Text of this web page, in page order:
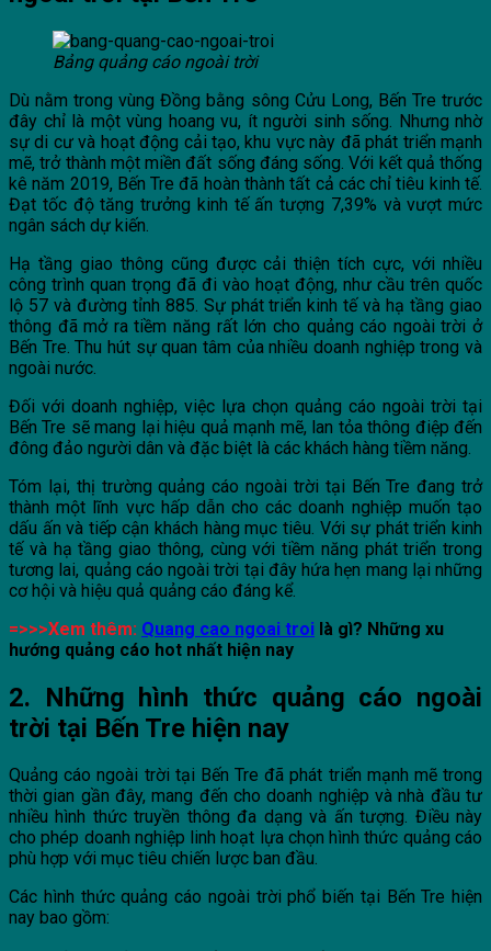
Bảng quảng cáo ngoài trời
Dù nằm trong vùng Đồng bằng sông Cửu Long, Bến Tre trước
đây chỉ là một vùng hoang vu, ít người sinh sống. Nhưng nhờ
sự di cư và hoạt động cải tạo, khu vực này đã phát triển mạnh
mẽ, trở thành một miền đất sống đáng sống. Với kết quả thống
kê năm 2019, Bến Tre đã hoàn thành tất cả các chỉ tiêu kinh tế.
Đạt tốc độ tăng trưởng kinh tế ấn tượng 7,39% và vượt mức
ngân sách dự kiến.
Hạ tầng giao thông cũng được cải thiện tích cực, với nhiều
công trình quan trọng đã đi vào hoạt động, như cầu trên quốc
lộ 57 và đường tỉnh 885. Sự phát triển kinh tế và hạ tầng giao
thông đã mở ra tiềm năng rất lớn cho quảng cáo ngoài trời ở
Bến Tre. Thu hút sự quan tâm của nhiều doanh nghiệp trong và
ngoài nước.
Đối với doanh nghiệp, việc lựa chọn quảng cáo ngoài trời tại
Bến Tre sẽ mang lại hiệu quả mạnh mẽ, lan tỏa thông điệp đến
đông đảo người dân và đặc biệt là các khách hàng tiềm năng.
Tóm lại, thị trường quảng cáo ngoài trời tại Bến Tre đang trở
thành một lĩnh vực hấp dẫn cho các doanh nghiệp muốn tạo
dấu ấn và tiếp cận khách hàng mục tiêu. Với sự phát triển kinh
tế và hạ tầng giao thông, cùng với tiềm năng phát triển trong
tương lai, quảng cáo ngoài trời tại đây hứa hẹn mang lại những
cơ hội và hiệu quả quảng cáo đáng kể.
=>>>Xem thêm: Quang cao ngoai troi là gì? Những xu
hướng quảng cáo hot nhất hiện nay
2. Những hình thức quảng cáo ngoài
trời tại Bến Tre hiện nay
Quảng cáo ngoài trời tại Bến Tre đã phát triển mạnh mẽ trong
thời gian gần đây, mang đến cho doanh nghiệp và nhà đầu tư
nhiều hình thức truyền thông đa dạng và ấn tượng. Điều này
cho phép doanh nghiệp linh hoạt lựa chọn hình thức quảng cáo
phù hợp với mục tiêu chiến lược ban đầu.
Các hình thức quảng cáo ngoài trời phổ biến tại Bến Tre hiện
nay bao gồm: